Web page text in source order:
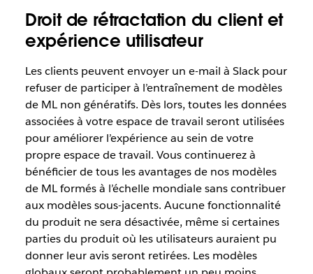
Droit de rétractation du client et
expérience utilisateur
Les clients peuvent envoyer un e-mail à Slack pour
refuser de participer à l’entraînement de modèles
de ML non génératifs. Dès lors, toutes les données
associées à votre espace de travail seront utilisées
pour améliorer l’expérience au sein de votre
propre espace de travail. Vous continuerez à
bénéficier de tous les avantages de nos modèles
de ML formés à l’échelle mondiale sans contribuer
aux modèles sous-jacents. Aucune fonctionnalité
du produit ne sera désactivée, même si certaines
parties du produit où les utilisateurs auraient pu
donner leur avis seront retirées. Les modèles